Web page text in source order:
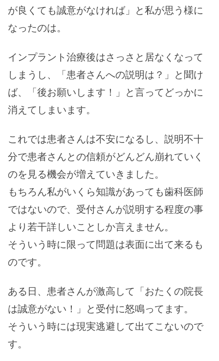
が良くても誠意がなければ」と私が思う様に
なったのは。
インプラント治療後はさっさと居なくなって
しまうし、「患者さんへの説明は？」と聞け
ば、「後お願いします！」と言ってどっかに
消えてしまいます。
これでは患者さんは不安になるし、説明不十
分で患者さんとの信頼がどんどん崩れていく
のを見る機会が増えていきました。
もちろん私がいくら知識があっても歯科医師
ではないので、受付さんが説明する程度の事
より若干詳しいことしか言えません。
そういう時に限って問題は表面に出て来るも
のです。
ある日、患者さんが激高して「おたくの院長
は誠意がない！」と受付に怒鳴ってます。
そういう時には現実逃避して出てこないので
す。